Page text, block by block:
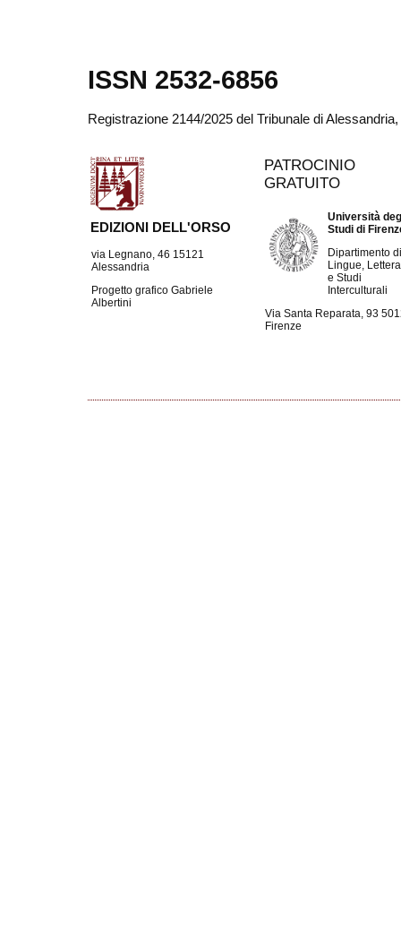
ISSN 2532-6856
Registrazione 2144/2025 del Tribunale di
EDIZIONI DELL'ORSO
via Legnano, 46 15121
Alessandria
Progetto grafico Gabriele
Albertini
PATROCINIO
GRATUITO
Università
Studi di
Dipartimento
Lingue,
e Studi
Interculturali
Via Santa Reparata, 93
Firenze